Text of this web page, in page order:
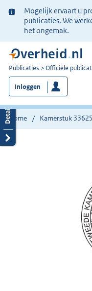
Ter
informatie:
Mogelijk ervaart u
publicaties. We
het ongemak.
U
bent
nu
hier:
Publicaties Officiële
Inloggen
Home Kamerstuk